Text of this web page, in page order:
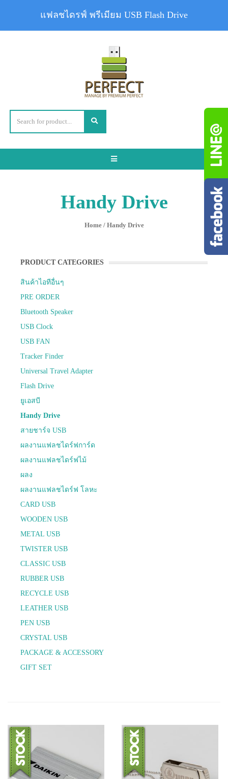
Toggle
Handy Drive
Home/ Handy Drive
PRODUCT CATEGORIES
สินค้าไอทีอื่นๆ
PRE ORDER
Bluetooth Speaker
USB Clock
USB FAN
Tracker Finder
Universal Travel Adapter
Flash Drive
ยูเอสบี
Handy Drive
สายชาร์จ USB
ผลงานแฟลชไดร์ฟการ์ด
ผลงานแฟลชไดร์ฟไม้
ผลง
ผลงานแฟลชไดร์ฟ โลหะ
CARD USB
WOODEN USB
METAL USB
TWISTER USB
CLASSIC USB
RUBBER USB
RECYCLE USB
LEATHER USB
PEN USB
CRYSTAL USB
PACKAGE & ACCESSORY
GIFT SET
แฟลชไดรฟ์ พรีเมียม USB Flash Drive